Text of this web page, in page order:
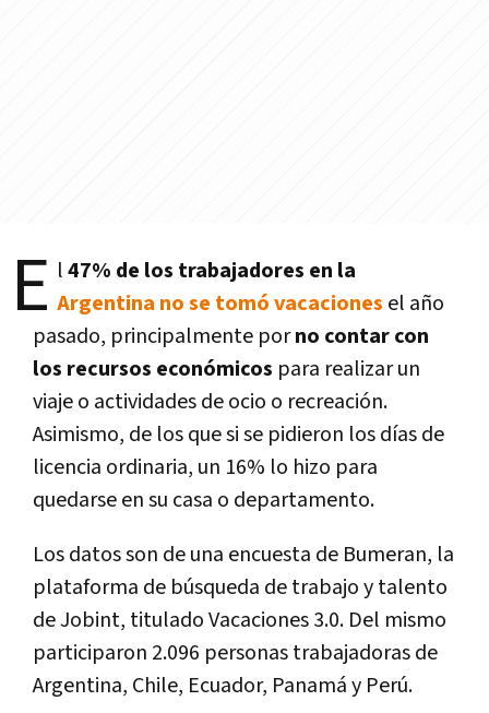
E l47% de los trabajadores en la
Argentina no se tomó vacaciones el año
pasado, principalmente porno contar con
los recursos económicos para realizar un
viaje o actividades de ocio o recreación.
Asimismo, de los que si se pidieron los días de
licencia ordinaria, un 16% lo hizo para
quedarse en su casa o departamento.
Los datos son de una encuesta de Bumeran, la
plataforma de búsqueda de trabajo y talento
de Jobint, titulado Vacaciones 3.0. Del mismo
participaron 2.096 personas trabajadoras de
Argentina, Chile, Ecuador, Panamá y Perú.